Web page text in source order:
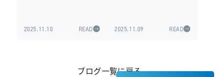
2025.11.10 READ 2025.11.09 READ
ブログ一覧に戻る